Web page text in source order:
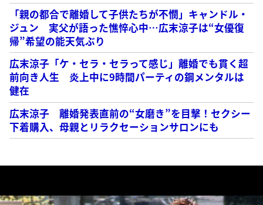
「親の都合で離婚して子供たちが不憫」キャンドル・
ジュン 実父が語った憔悴心中…広末涼子は“女優復
帰”希望の能天気ぶり
広末涼子「ケ・セラ・セラって感じ」離婚でも貫く超
前向き人生 炎上中に9時間パーティの鋼メンタルは
健在
広末涼子 離婚発表直前の“女磨き”を目撃！セクシー
下着購入、母親とリラクセーションサロンにも